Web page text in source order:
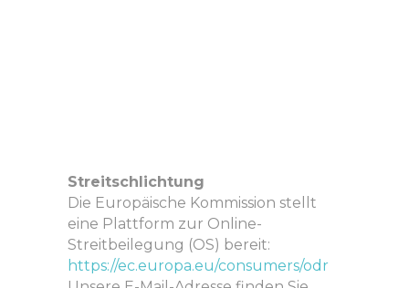
Streitschlichtung
Die Europäische Kommission stellt
eine Plattform zur Online-
Streitbeilegung (OS) bereit:
https://ec.europa.eu/consumers/odr